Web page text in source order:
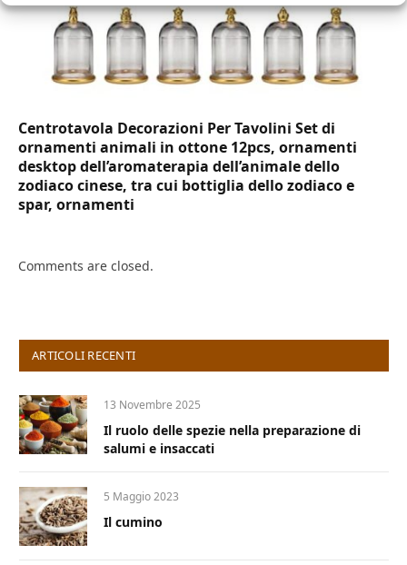
Centrotavola Decorazioni Per Tavolini Set di
ornamenti animali in ottone 12pcs, ornamenti
desktop dell’aromaterapia dell’animale dello
zodiaco cinese, tra cui bottiglia dello zodiaco e
spar, ornamenti
Comments are closed.
ARTICOLI RECENTI
13 Novembre 2025
Il ruolo delle spezie nella preparazione di
salumi e insaccati
5 Maggio 2023
Il cumino